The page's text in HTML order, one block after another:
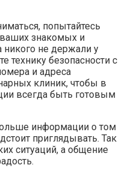
попытайтесь
знакомых и
никого не держали у
технику безопасности с
и адреса
клиник, чтобы в
всегда быть готовым
информации о том
приглядывать. Так
ситуаций, а общение